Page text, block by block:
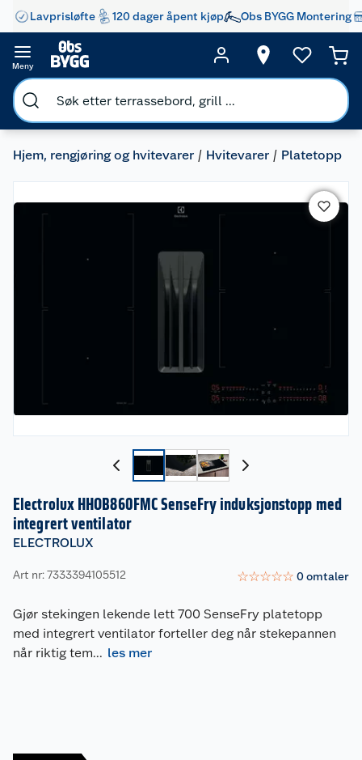
Lavprisløfte 120 dager åpent kjøp Obs BYGG Montering
Meny
Hjem, rengjøring og hvitevarer Hvitevarer Platetopp
Electrolux HHOB860FMC SenseFry induksjonstopp med
integrert ventilator
ELECTROLUX
Art nr: 7333394105512 ☆☆☆☆☆ 0omtaler
Gjør stekingen lekende lett 700 SenseFry platetopp
med integrert ventilator forteller deg når stekepannen
når riktig tem... les mer